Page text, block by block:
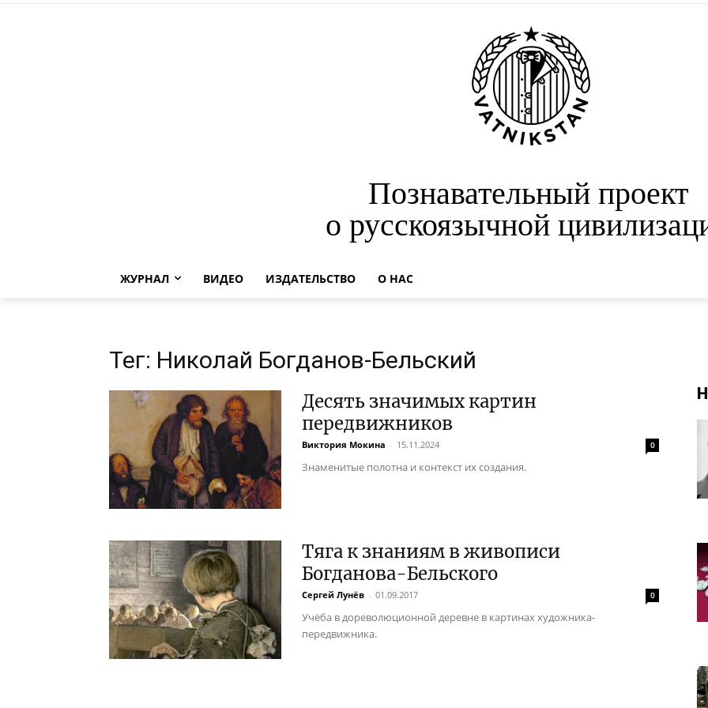
Познавательный проект
о русскоязычной
ЖУРНАЛ ВИДЕО ИЗДАТЕЛЬСТВО О НАС
Тег: Николай Богданов-Бельский
Десять значимых картин
передвижников
Виктория Мокина - 15.11.2024 0
Знаменитые полотна и контекст их создания.
Тяга к знаниям в живописи
Богданова-Бельского
Сергей Лунёв - 01.09.2017 0
Учёба в дореволюционной деревне в картинах художника-
передвижника.